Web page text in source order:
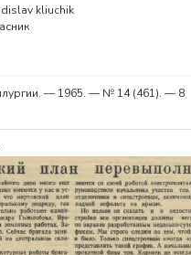
kliuchik
— 1965. — № 14 (461). — 8